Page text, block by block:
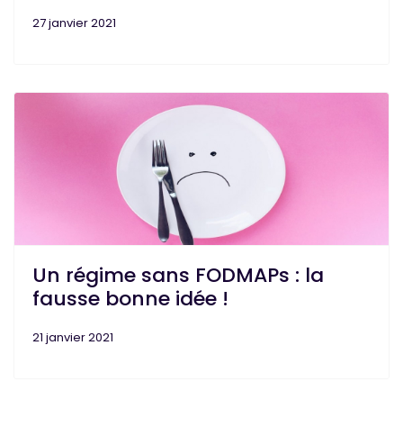
27 janvier 2021
Un régime sans FODMAPs : la
fausse bonne idée !
21 janvier 2021